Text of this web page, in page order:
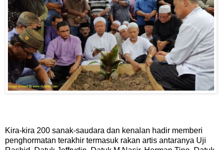
Kira-kira 200 sanak-saudara dan kenalan hadir memberi
penghormatan terakhir termasuk rakan artis antaranya Uji